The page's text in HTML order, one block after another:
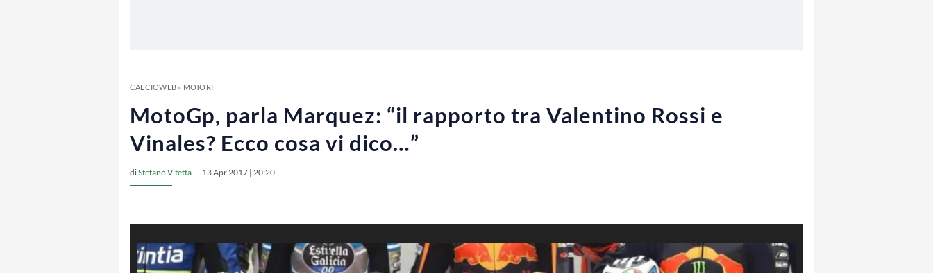
CALCIOWEB» MOTORI
MotoGp, parla Marquez: “il rapporto tra Valentino Rossi e
Vinales? Ecco cosa vi dico…”
diStefano Vitetta 13 Apr 2017 | 20:20